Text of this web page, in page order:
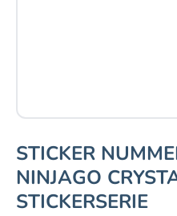
STICKER
NINJAGO
STICKERSERIE